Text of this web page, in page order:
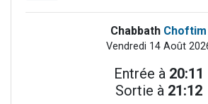
Chabbath Choftim
Vendredi 14 Août
Entrée à 20:11
Sortie à 21:12